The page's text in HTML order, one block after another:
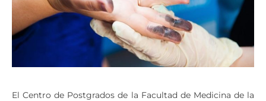
El Centro de Postgrados de la Facultad de Medicina de la